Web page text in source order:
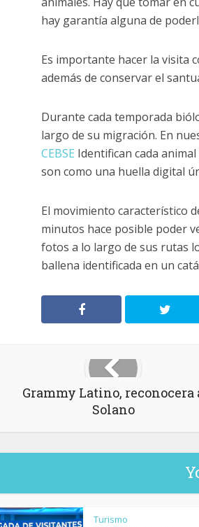
hay garantía alguna de
Es importante hacer la visita
además de conservar el
Durante cada temporada
largo de su migración. En
CEBSE Identifican cada
son como una huella digital
El movimiento característico
minutos hace posible poder
fotos a lo largo de sus rutas
ballena identificada en un
Grammy Latino, reconocera
Solano
Turismo